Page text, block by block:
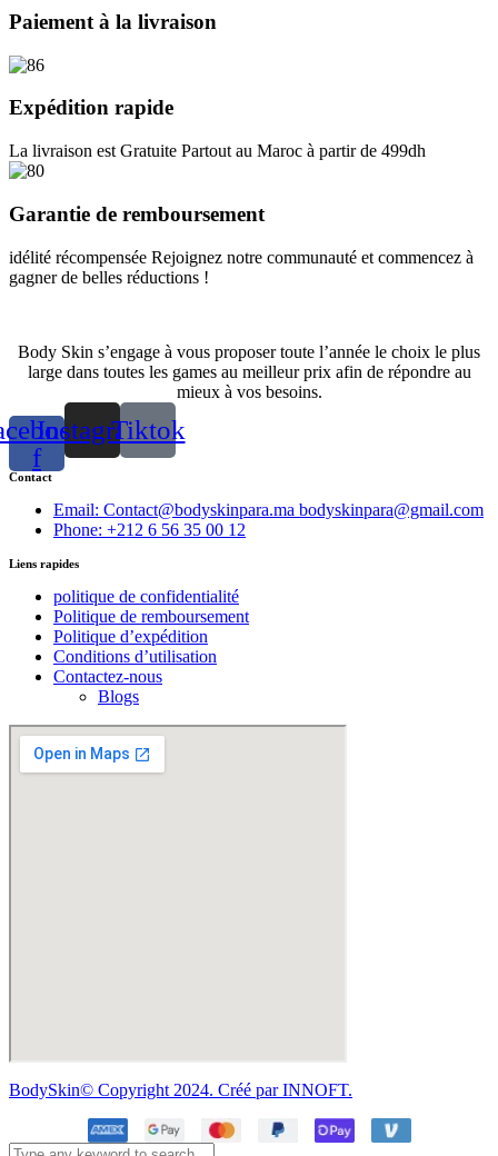
may
be
product
Paiement à la livraison
Expédition rapide
La livraison est Gratuite Partout au Maroc à partir de 499dh
Garantie de remboursement
idélité récompensée Rejoignez notre communauté et commencez à
gagner de belles réductions !
Body Skin s’engage à vous proposer toute l’année le choix le plus
large dans toutes les games au meilleur prix afin de répondre au
mieux à vos besoins.
f
InstagramTiktok
Contact
Email: Contact@bodyskinpara.ma bodyskinpara@gmail.com
Phone: +212 6 56 35 00 12
Liens rapides
politique de confidentialité
Politique de remboursement
Politique d’expédition
Conditions d’utilisation
Contactez-nous
Blogs
BodySkin© Copyright 2024. Créé par INNOFT.